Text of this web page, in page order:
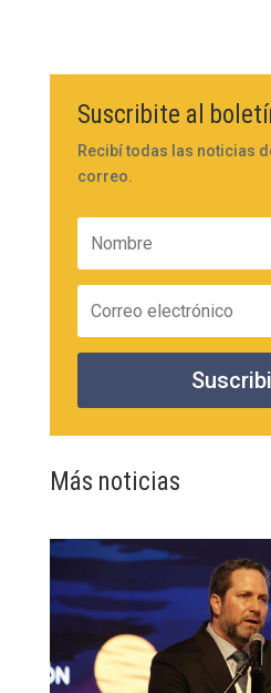
Suscribite al
Recibí todas las noticias
correo.
Más noticias